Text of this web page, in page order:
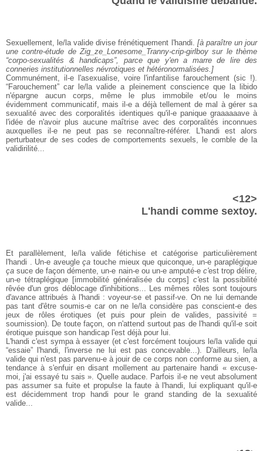
Sexuellement, le/la valide divise frénétiquement l'handi. [à paraître un jour
une contre-étude de Zig_ze_Lonesome_Tranny-crip-girlboy sur le thème
“corpo-sexualités & handicaps”, parce que y'en a marre de lire des
conneries institutionnelles névrotiques et hétéronormalisées.]
Communément, il-e l'asexualise, voire l'infantilise farouchement (sic !).
“Farouchement” car le/la valide a pleinement conscience que la libido
n'épargne aucun corps, même le plus immobile et/ou le moins
évidemment communicatif, mais il-e a déjà tellement de mal à gérer sa
sexualité avec des corporalités identiques qu'il-e panique graaaaaave à
l'idée de n'avoir plus aucune maîtrise avec des corporalités inconnues
auxquelles il-e ne peut pas se reconnaître-référer. L'handi est alors
perturbateur de ses codes de comportements sexuels, le comble de la
validirilité...
<12>
L'handi comme sextoy.
Et parallèlement, le/la valide fétichise et catégorise particulièrement
l'handi . Un-e aveugleça touche mieux que quiconque, un-e paraplégique
ça suce de façon démente, un-e nain-e ou un-e amputé-e c'est trop délire,
un-e tétraplégique [immobilité généralisée du corps]c'est la possibilité
rêvée d'un gros déblocage d'inhibitions... Les mêmes rôles sont toujours
d'avance attribués à l'handi : voyeur-se et passif-ve. On ne lui demande
pas tant d'être soumis-e car on ne le/la considère pas conscient-e des
jeux de rôles érotiques (et puis pour plein de valides, passivité =
soumission). De toute façon, on n'attend surtout pas de l'handi qu'il-e soit
érotique puisque son handicap l'est déjà pour lui.
L'handi c'est sympa à essayer (et c'est forcément toujours le/la valide qui
“essaie” l'handi, l'inverse ne lui est pas concevable...). D'ailleurs, le/la
valide qui n'est pas parvenu-e à jouir de ce corps non conforme au sien, a
tendance à s'enfuir en disant mollement au partenaire handi « excuse-
moi, j'ai essayé tu sais ». Quelle audace. Parfois il-e ne veut absolument
pas assumer sa fuite et propulse la faute à l'handi, lui expliquant qu'il-e
est décidemment trop handi pour le grand standing de la sexualité
valide...